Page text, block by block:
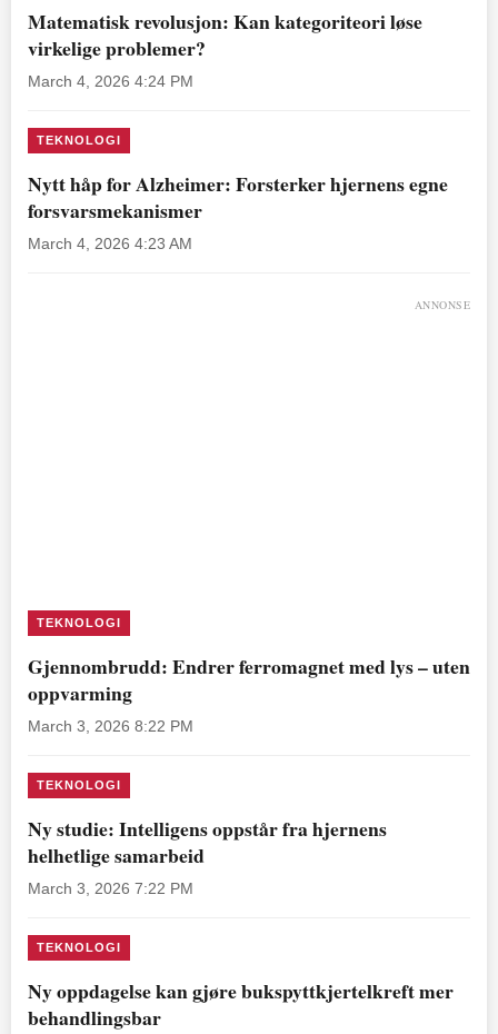
Matematisk revolusjon: Kan kategoriteori løse
virkelige problemer?
March 4, 2026 4:24 PM
TEKNOLOGI
Nytt håp for Alzheimer: Forsterker hjernens egne
forsvarsmekanismer
March 4, 2026 4:23 AM
ANNONSE
TEKNOLOGI
Gjennombrudd: Endrer ferromagnet med lys – uten
oppvarming
March 3, 2026 8:22 PM
TEKNOLOGI
Ny studie: Intelligens oppstår fra hjernens
helhetlige samarbeid
March 3, 2026 7:22 PM
TEKNOLOGI
Ny oppdagelse kan gjøre bukspyttkjertelkreft mer
behandlingsbar